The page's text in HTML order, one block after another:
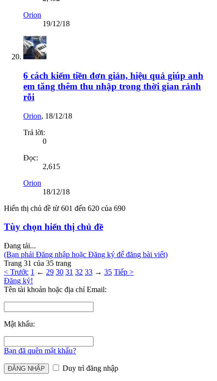
Orion
19/12/18
6 cách kiếm tiền đơn giản, hiệu quả giúp anh
em tăng thêm thu nhập trong thời gian rảnh
rỗi
Orion, 18/12/18
Trả lời:
0
Đọc:
2,615
Orion
18/12/18
Hiển thị chủ đề từ 601 đến 620 của 690
Tùy chọn hiển thị chủ đề
Đang tải...
(Bạn phải Đăng nhập hoặc Đăng ký để đăng bài viết)
Trang 31 của 35 trang
< Trước 1 ← 29 30 31 32 33 → 35 Tiếp >
Đăng ký!
Tên tài khoản hoặc địa chỉ Email:
Mật khẩu:
Bạn đã quên mật khẩu?
Duy trì đăng nhập